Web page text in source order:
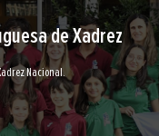
de Xadrez
Nacional.